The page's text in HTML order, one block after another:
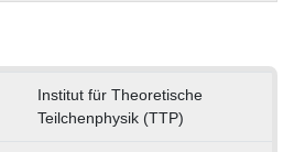
Institut für Theoretische
Teilchenphysik (TTP)